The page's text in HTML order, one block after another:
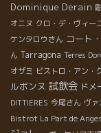
Dominique Derain
オニヌ クロ・デ・ヴィー
ケンタロウさん コート
ん Tarragona Terres
オザミ ビストロ・アン・
ルボンヌ 試飲会 ドメ
DITTIERES 今尾さん ヴァ
Bistrot La Part de